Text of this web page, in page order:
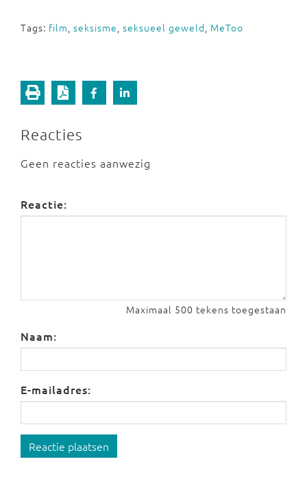
Tags: film, seksisme, seksueel geweld, MeToo
Reacties
Geen reacties aanwezig
Reactie:
Maximaal 500 tekens toegestaan
Naam:
E-mailadres:
Reactie plaatsen